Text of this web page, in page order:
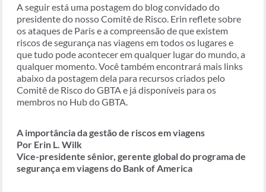
A seguir está uma postagem do blog convidado do
presidente do nosso Comitê de Risco. Erin reflete sobre
os ataques de Paris e a compreensão de que existem
riscos de segurança nas viagens em todos os lugares e
que tudo pode acontecer em qualquer lugar do mundo, a
qualquer momento. Você também encontrará mais links
abaixo da postagem dela para recursos criados pelo
Comitê de Risco do GBTA e já disponíveis para os
membros no Hub do GBTA.
A importância da gestão de riscos em viagens
Por Erin L. Wilk
Vice-presidente sênior, gerente global do programa de
segurança em viagens do Bank of America